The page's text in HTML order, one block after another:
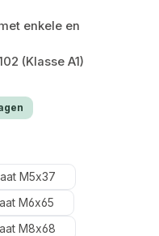
enkele en
(Klasse A1)
M5x37
M6x65
M8x68